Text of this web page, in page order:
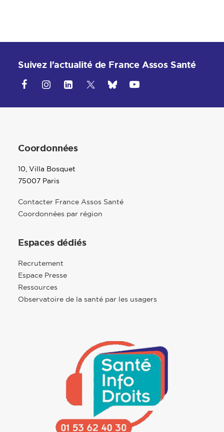
Suivez l'actualité de France Assos Santé
Coordonnées
10, Villa Bosquet
75007 Paris
Contacter France Assos Santé
Coordonnées par région
Espaces dédiés
Recrutement
Espace Presse
Ressources
Observatoire de la santé par les usagers